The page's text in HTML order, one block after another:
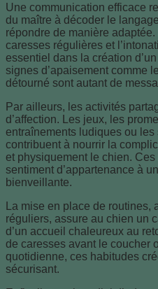
Une communication efficace
du maître à décoder le
répondre de manière
caresses régulières et
essentiel dans la création
signes d’apaisement comme
détourné sont autant de
Par ailleurs, les activités
d’affection. Les jeux, les
entraînements ludiques ou
contribuent à nourrir la
et physiquement le chien.
sentiment d’appartenance à
bienveillante.
La mise en place de
réguliers, assure au chien un
d’un accueil chaleureux au
de caresses avant le coucher
quotidienne, ces habitudes
sécurisant.